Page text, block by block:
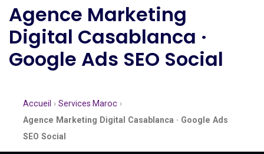
Agence Marketing
Digital Casablanca ·
Google Ads SEO Social
Accueil › Services Maroc ›
Agence Marketing Digital Casablanca · Google Ads
SEO Social